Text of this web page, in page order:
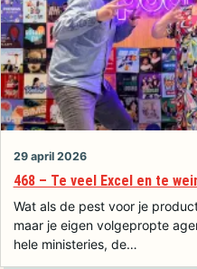
29 april 2026
468 – Te veel Excel en te
Wat als de pest voor je
maar je eigen volgepropte
hele ministeries, de…